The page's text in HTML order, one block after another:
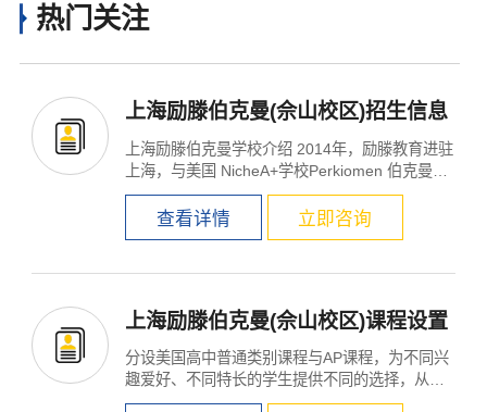
热门关注
上海励滕伯克曼(佘山校区)招生信息
上海励滕伯克曼学校介绍 2014年，励滕教育进驻
上海，与美国 NicheA+学校Perkiomen 伯克曼学
校强强联手创办...
查看详情 立即咨询
上海励滕伯克曼(佘山校区)课程设置
分设美国高中普通类别课程与AP课程，为不同兴
趣爱好、不同特长的学生提供不同的选择，从容
实现学生综合...